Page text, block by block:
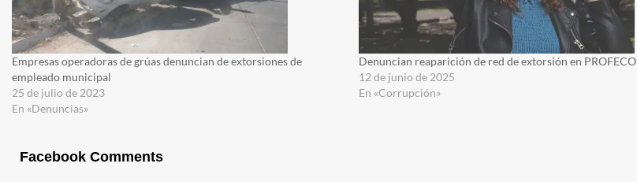
Empresas operadoras de grúas denuncian de extorsiones de
empleado municipal
25 de julio de 2023
En «Denuncias»
Denuncian reaparición de red de extorsión en PROFECO
12 de junio de 2025
En «Corrupción»
Facebook Comments